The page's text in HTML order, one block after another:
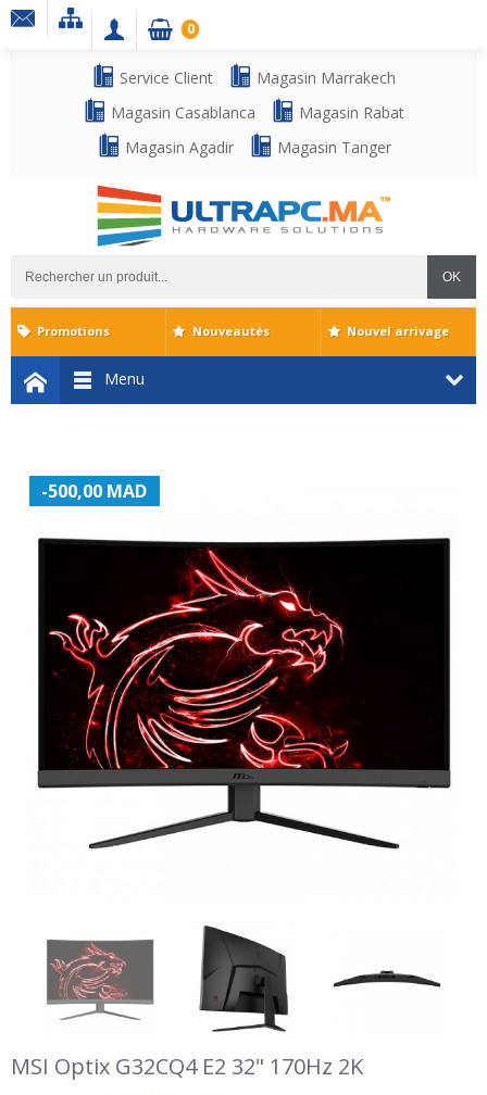
Service Client
Magasin Marrakech
Magasin Casablanca
Magasin Rabat
Magasin Agadir
Magasin Tanger
OK
0
Menu
Promotions Nouveautés Nouvel arrivage
-500,00 MAD
MSI Optix G32CQ4 E2 32" 170Hz 2K